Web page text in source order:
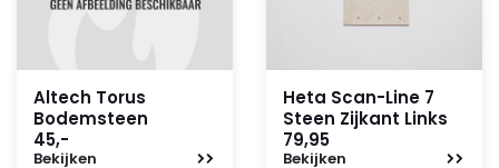
Altech Torus
Bodemsteen
45,-
Bekijken
Heta Scan-Line 7
Steen Zijkant Links
79,95
Bekijken